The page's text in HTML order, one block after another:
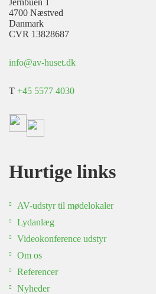
Jernbuen 1
4700 Næstved
Danmark
CVR 13828687
info@av-huset.dk
T +45 5577 4030
Hurtige links
AV-udstyr til mødelokaler
Lydanlæg
Videokonference udstyr
Om os
Referencer
Nyheder